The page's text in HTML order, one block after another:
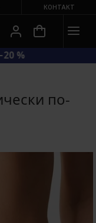
КОНТАКТ
%
по-